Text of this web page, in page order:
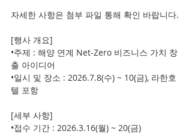
자세한 사항은 첨부 파일 통해 확인 바랍니다.
[행사 개요]
•주제 : 해양 연계 Net-Zero 비즈니스 가치 창
출 아이디어
•일시 및 장소 : 2026.7.8(수) ~ 10(금), 라한호
텔 포항
[세부 사항]
•접수 기간 : 2026.3.16(월) ~ 20(금)